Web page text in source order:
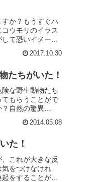
すか？もうすぐハ
ウモリのイラス
て恐いイメージ
2017.10.30
たちがいた！
な野生動物たち
もらうことがで
自然の驚異
2014.05.08
た！
これが大きな反
をつけなけれ
をすることがで